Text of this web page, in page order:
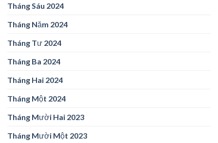
Tháng Sáu 2024
Tháng Năm 2024
Tháng Tư 2024
Tháng Ba 2024
Tháng Hai 2024
Tháng Một 2024
Tháng Mười Hai 2023
Tháng Mười Một 2023